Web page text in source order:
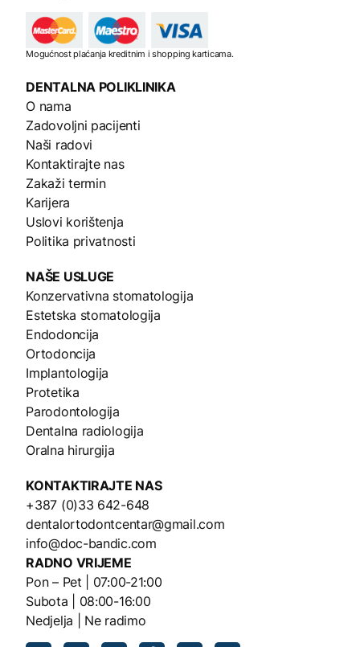
Mogućnost plaćanja kreditnim i shopping karticama.
DENTALNA POLIKLINIKA
O nama
Zadovoljni pacijenti
Naši radovi
Kontaktirajte nas
Zakaži termin
Karijera
Uslovi korištenja
Politika privatnosti
NAŠE USLUGE
Konzervativna stomatologija
Estetska stomatologija
Endodoncija
Ortodoncija
Implantologija
Protetika
Parodontologija
Dentalna radiologija
Oralna hirurgija
KONTAKTIRAJTE NAS
+387 (0)33 642-648
dentalortodontcentar@gmail.com
info@doc-bandic.com
RADNO VRIJEME
Pon – Pet | 07:00-21:00
Subota | 08:00-16:00
Nedjelja | Ne radimo